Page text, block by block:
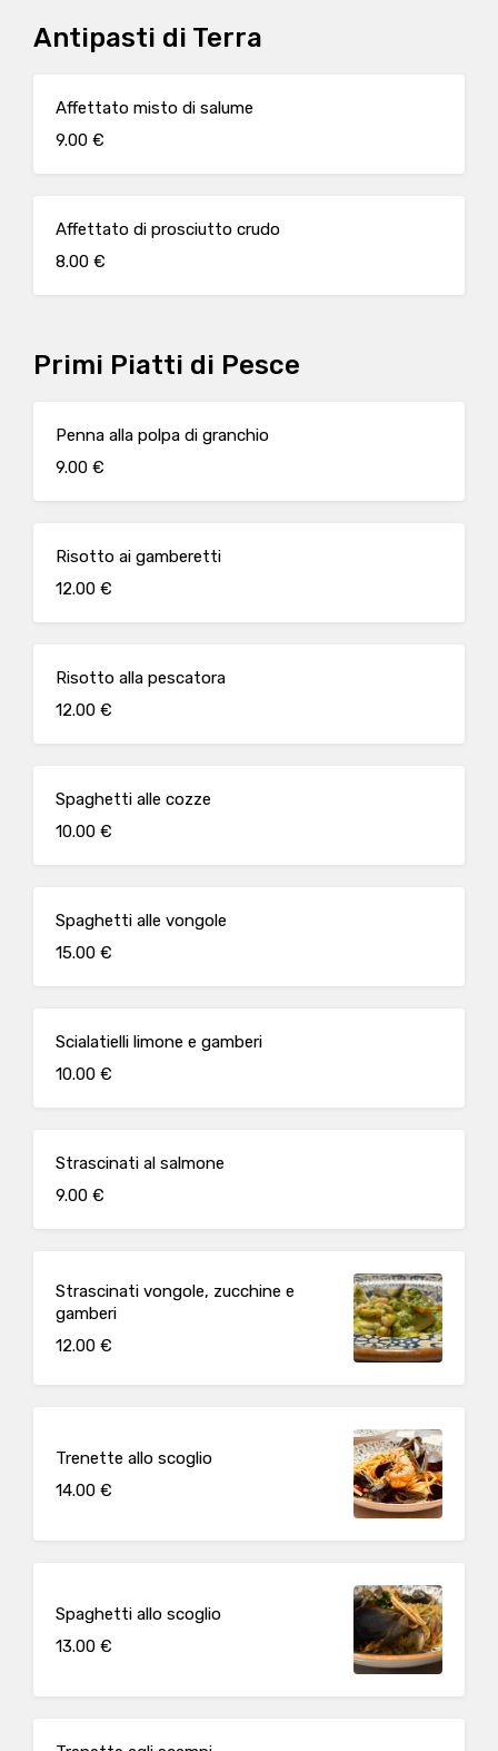
Antipasti di Terra
Affettato misto di salume
9.00 €
Affettato di prosciutto crudo
8.00 €
Primi Piatti di Pesce
Penna alla polpa di granchio
9.00 €
Risotto ai gamberetti
12.00 €
Risotto alla pescatora
12.00 €
Spaghetti alle cozze
10.00 €
Spaghetti alle vongole
15.00 €
Scialatielli limone e gamberi
10.00 €
Strascinati al salmone
9.00 €
Strascinati vongole, zucchine e
gamberi
12.00 €
Trenette allo scoglio
14.00 €
Spaghetti allo scoglio
13.00 €